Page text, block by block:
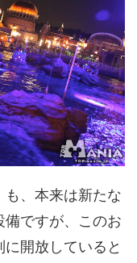
も、本来は新たな
ですが、このお
開放していると